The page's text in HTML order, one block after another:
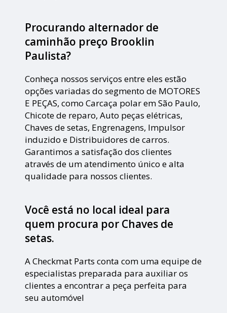
Procurando alternador de
caminhão preço Brooklin
Paulista?
Conheça nossos serviços entre eles estão
opções variadas do segmento de MOTORES
E PEÇAS, como Carcaça polar em São Paulo,
Chicote de reparo, Auto peças elétricas,
Chaves de setas, Engrenagens, Impulsor
induzido e Distribuidores de carros.
Garantimos a satisfação dos clientes
através de um atendimento único e alta
qualidade para nossos clientes.
Você está no local ideal para
quem procura por Chaves de
setas.
A Checkmat Parts conta com uma equipe de
especialistas preparada para auxiliar os
clientes a encontrar a peça perfeita para
seu automóvel